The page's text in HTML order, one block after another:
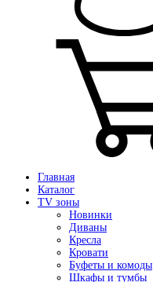
Главная
Каталог
TV зоны
Новинки
Диваны
Кресла
Кровати
Буфеты и комоды
Шкафы и тумбы